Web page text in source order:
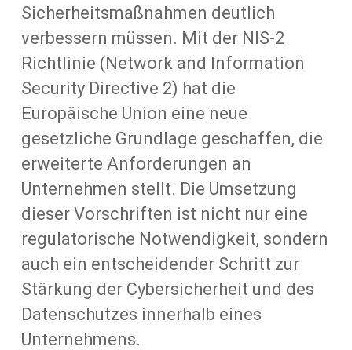
Sicherheitsmaßnahmen deutlich
verbessern müssen. Mit der NIS-2
Richtlinie (Network and Information
Security Directive 2) hat die
Europäische Union eine neue
gesetzliche Grundlage geschaffen, die
erweiterte Anforderungen an
Unternehmen stellt. Die Umsetzung
dieser Vorschriften ist nicht nur eine
regulatorische Notwendigkeit, sondern
auch ein entscheidender Schritt zur
Stärkung der Cybersicherheit und des
Datenschutzes innerhalb eines
Unternehmens.